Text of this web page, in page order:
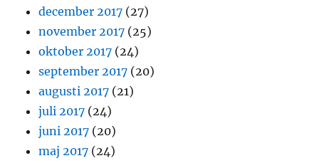
december 2017 (27)
november 2017 (25)
oktober 2017 (24)
september 2017 (20)
augusti 2017 (21)
juli 2017 (24)
juni 2017 (20)
maj 2017 (24)